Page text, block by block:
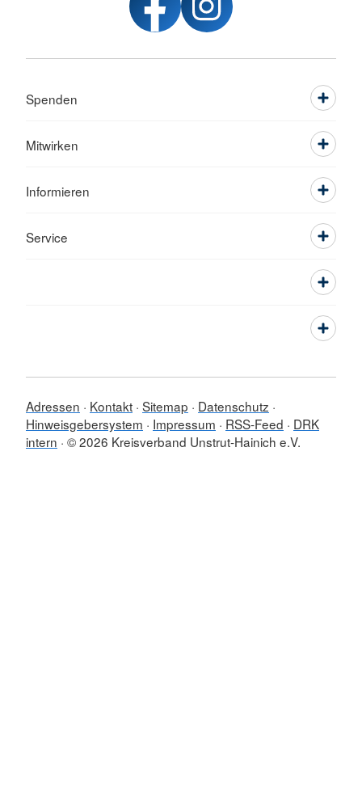
Spenden
Mitwirken
Informieren
Service
Adressen Kontakt Sitemap
Datenschutz
Hinweisgebersystem
Impressum RSS-Feed
DRK
intern © 2026 Kreisverband Unstrut-Hainich e.V.